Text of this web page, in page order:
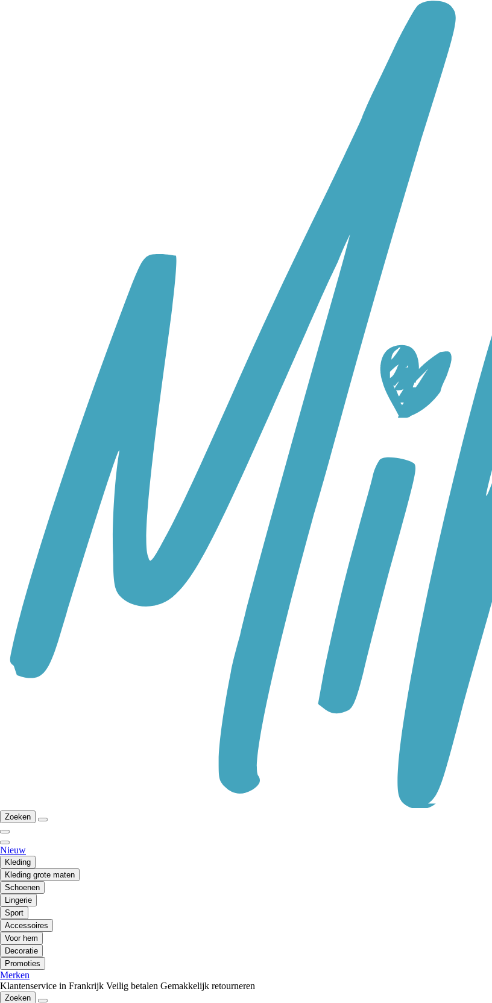
Zoeken
Nieuw
Kleding
Kleding grote maten
Schoenen
Lingerie
Sport
Accessoires
Voor hem
Decoratie
Promoties
Merken
Klantenservice in Frankrijk Veilig betalen Gemakkelijk retourneren
Zoeken